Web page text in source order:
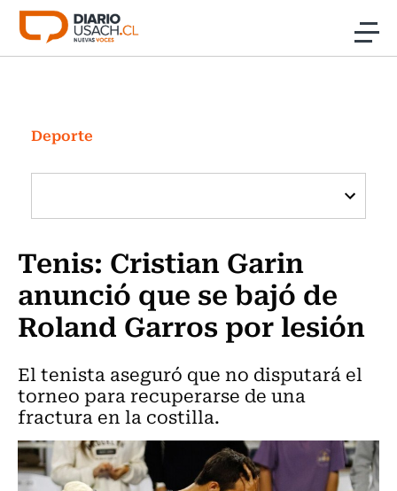
Click acá para ir directamente al contenido
Investigación
Cultura
Programas Radio y TV Usach
Deporte
Tenis: Cristian Garin
anunció que se bajó de
Roland Garros por lesión
El tenista aseguró que no disputará el
torneo para recuperarse de una
fractura en la costilla.